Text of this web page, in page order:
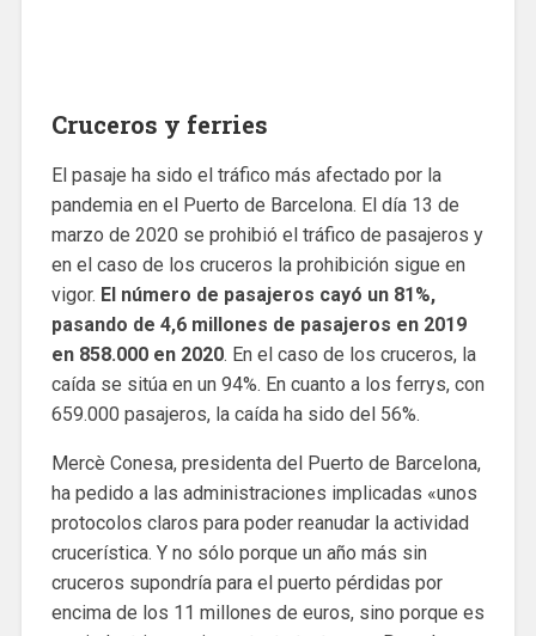
Cruceros y ferries
El pasaje ha sido el tráfico más afectado por la
pandemia en el Puerto de Barcelona. El día 13 de
marzo de 2020 se prohibió el tráfico de pasajeros y
en el caso de los cruceros la prohibición sigue en
vigor. El número de pasajeros cayó un 81%,
pasando de 4,6 millones de pasajeros en 2019
en 858.000 en 2020. En el caso de los cruceros, la
caída se sitúa en un 94%. En cuanto a los ferrys, con
659.000 pasajeros, la caída ha sido del 56%.
Mercè Conesa, presidenta del Puerto de Barcelona,
ha pedido a las administraciones implicadas «unos
protocolos claros para poder reanudar la actividad
crucerística. Y no sólo porque un año más sin
cruceros supondría para el puerto pérdidas por
encima de los 11 millones de euros, sino porque es